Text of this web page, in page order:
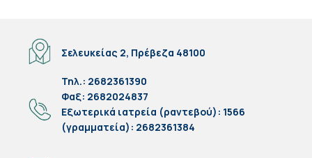
Σελευκείας 2, Πρέβεζα 48100
Τηλ.: 2682361390
Φαξ: 2682024837
Eξωτερικά ιατρεία (ραντεβού): 1566
(γραμματεία): 2682361384